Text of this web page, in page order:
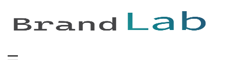
content